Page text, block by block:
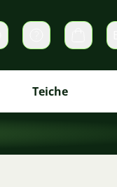
Direktnachrichten
Teiche